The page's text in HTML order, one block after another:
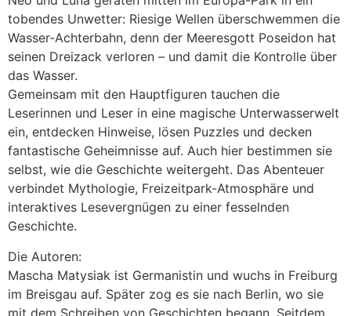
tobendes Unwetter: Riesige Wellen überschwemmen die
Wasser-Achterbahn, denn der Meeresgott Poseidon hat
seinen Dreizack verloren – und damit die Kontrolle über
das Wasser.
Gemeinsam mit den Hauptfiguren tauchen die
Leserinnen und Leser in eine magische Unterwasserwelt
ein, entdecken Hinweise, lösen Puzzles und decken
fantastische Geheimnisse auf. Auch hier bestimmen sie
selbst, wie die Geschichte weitergeht. Das Abenteuer
verbindet Mythologie, Freizeitpark-Atmosphäre und
interaktives Lesevergnügen zu einer fesselnden
Geschichte.
Die Autoren:
Mascha Matysiak ist Germanistin und wuchs in Freiburg
im Breisgau auf. Später zog es sie nach Berlin, wo sie
mit dem Schreiben von Geschichten begann. Seitdem